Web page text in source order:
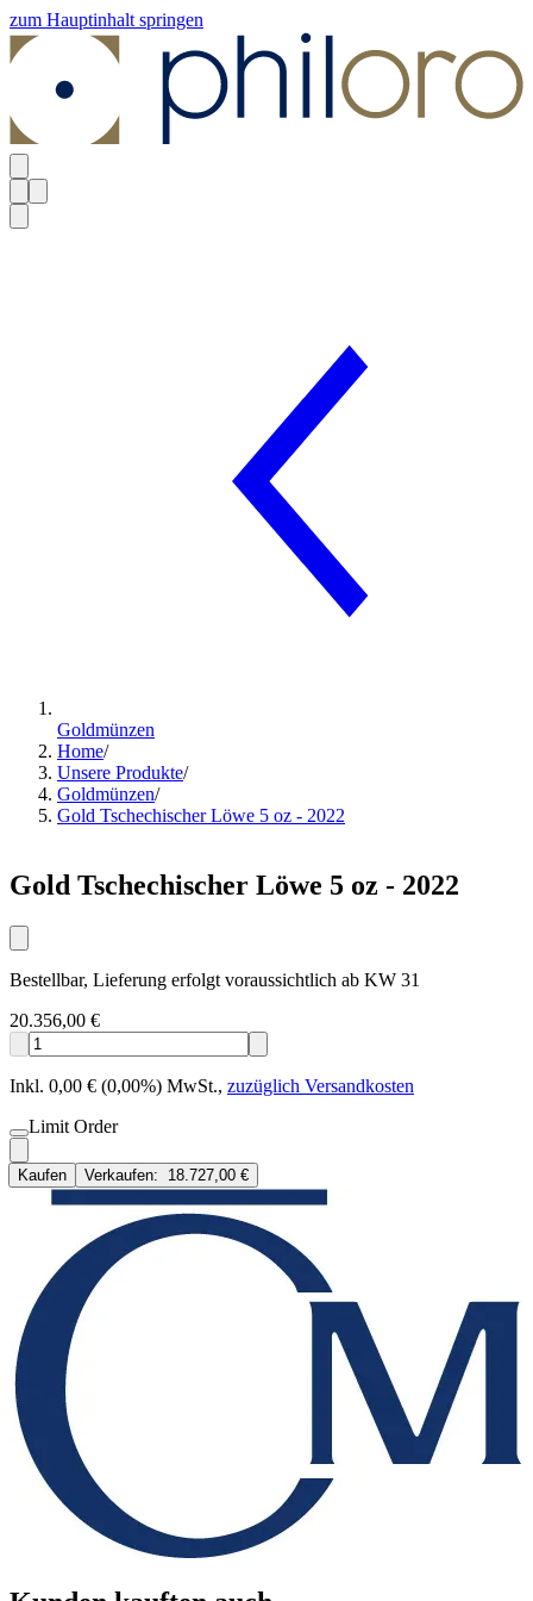
zum Hauptinhalt springen
Goldmünzen
Home/
Unsere Produkte/
Goldmünzen/
Gold Tschechischer Löwe 5 oz - 2022
Gold Tschechischer Löwe 5 oz - 2022
Bestellbar, Lieferung erfolgt voraussichtlich ab KW 31
20.356,00 €
Inkl. 0,00 € (0,00%) MwSt., zuzüglich Versandkosten
Limit Order
Kaufen Verkaufen: 18.727,00 €